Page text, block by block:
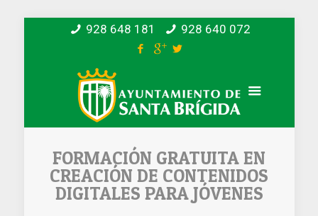
928 648 181 928 640 072
FORMACIÓN GRATUITA EN
CREACIÓN DE CONTENIDOS
DIGITALES PARA JÓVENES